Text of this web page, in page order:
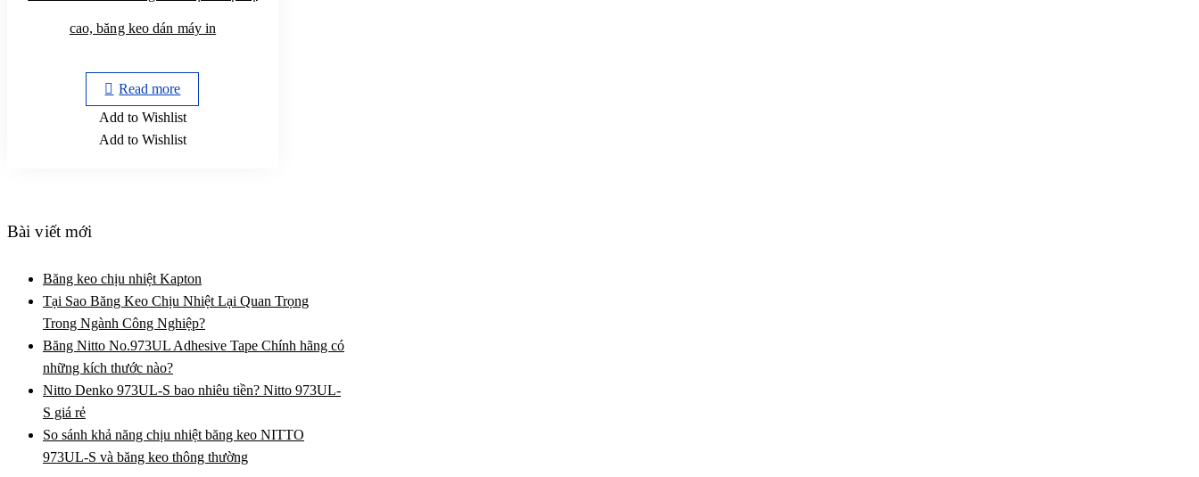
cao, băng keo dán máy in
Read more
Add to Wishlist
Add to Wishlist
Bài viết mới
Băng keo chịu nhiệt Kapton
Tại Sao Băng Keo Chịu Nhiệt Lại Quan Trọng
Trong Ngành Công Nghiệp?
Băng Nitto No.973UL Adhesive Tape Chính hãng có
những kích thước nào?
Nitto Denko 973UL-S bao nhiêu tiền? Nitto 973UL-
S giá rẻ
So sánh khả năng chịu nhiệt băng keo NITTO
973UL-S và băng keo thông thường